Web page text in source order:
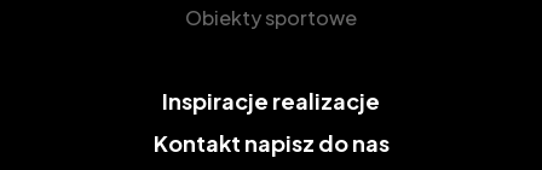
Obiekty sportowe
Inspiracje realizacje
Kontakt napisz do nas